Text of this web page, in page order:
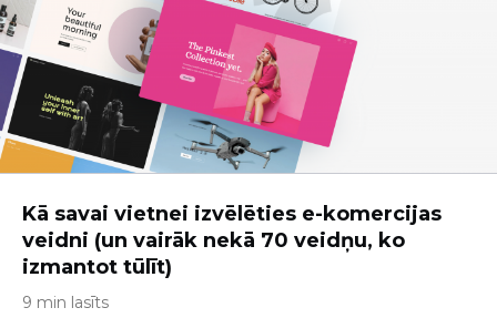
Kā savai vietnei izvēlēties e-komercijas
veidni (un vairāk nekā 70 veidņu, ko
izmantot tūlīt)
9 min lasīts